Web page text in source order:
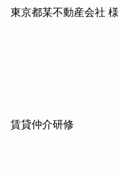
東京都某不動産会社 様
賃貸仲介研修